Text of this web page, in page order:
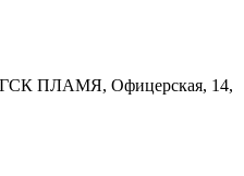
ГСК ПЛАМЯ, Офицерская, 14,